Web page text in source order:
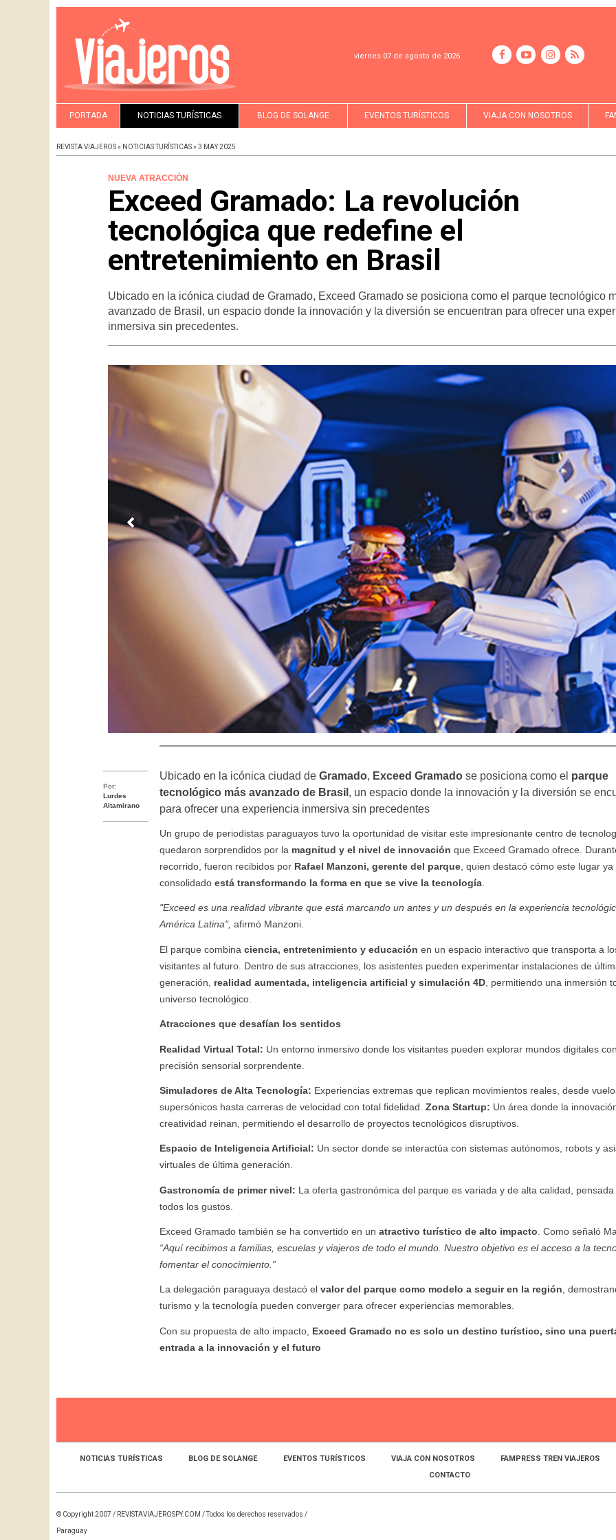
viernes 07 de agosto de 2026
PORTADA NOTICIAS TURÍSTICAS BLOG DE SOLANGE EVENTOS TURÍSTICOS VIAJA CON NOSOTROS
REVISTA VIAJEROS » NOTICIAS TURÍSTICAS » 3 MAY 2025
NUEVA ATRACCIÓN
Exceed Gramado: La revolución
tecnológica que redefine el
entretenimiento en Brasil
Ubicado en la icónica ciudad de Gramado, Exceed Gramado se posiciona como el parque tecnológico
avanzado de Brasil, un espacio donde la innovación y la diversión se encuentran para ofrecer una
inmersiva sin precedentes.
Por:
Lurdes
Altamirano
Ubicado en la icónica ciudad de Gramado, Exceed Gramadose posiciona como el parque
tecnológico más avanzado de Brasil, un espacio donde la innovación y la diversión se
para ofrecer una experiencia inmersiva sin precedentes
Un grupo de periodistas paraguayos tuvo la oportunidad de visitar este impresionante centro de
quedaron sorprendidos por la magnitud y el nivel de innovación que Exceed Gramado ofrece.
recorrido, fueron recibidos por Rafael Manzoni, gerente del parque, quien destacó cómo este lugar ya
consolidado está transformando la forma en que se vive la tecnología.
"Exceed es una realidad vibrante que está marcando un antes y un después en la experiencia
América Latina", afirmó Manzoni.
El parque combina ciencia, entretenimiento y educación en un espacio interactivo que transporta a
visitantes al futuro. Dentro de sus atracciones, los asistentes pueden experimentar instalaciones de
generación, realidad aumentada, inteligencia artificial y simulación 4D, permitiendo una inmersión
universo tecnológico.
Atracciones que desafían los sentidos
Realidad Virtual Total: Un entorno inmersivo donde los visitantes pueden explorar mundos digitales
precisión sensorial sorprendente.
Simuladores de Alta Tecnología: Experiencias extremas que replican movimientos reales, desde
supersónicos hasta carreras de velocidad con total fidelidad. Zona Startup: Un área donde la
creatividad reinan, permitiendo el desarrollo de proyectos tecnológicos disruptivos.
Espacio de Inteligencia Artificial: Un sector donde se interactúa con sistemas autónomos, robots y
virtuales de última generación.
Gastronomía de primer nivel: La oferta gastronómica del parque es variada y de alta calidad, pensada
todos los gustos.
Exceed Gramado también se ha convertido en un atractivo turístico de alto impacto . Como señaló
“Aquí recibimos a familias, escuelas y viajeros de todo el mundo. Nuestro objetivo es el acceso a la
fomentar el conocimiento.”
La delegación paraguaya destacó el valor del parque como modelo a seguir en la región,
turismo y la tecnología pueden converger para ofrecer experiencias memorables.
Con su propuesta de alto impacto, Exceed Gramado no es solo un destino turístico, sino una
entrada a la innovación y el futuro
PARQUE DAS AVES EN FOZ
Paraguay, Viví lo
autentico
Congreso
Binacional de
Marketing
Turístico
Viajeros TV se
hospeda en el
Loi Suite
NOTICIAS TURÍSTICAS BLOG DE SOLANGE EVENTOS TURÍSTICOS VIAJA CON NOSOTROS FAMPRESS TREN VIAJEROS
CONTACTO
© Copyright 2007 / REVISTAVIAJEROSPY.COM / Todos los derechos reservados /
Paraguay